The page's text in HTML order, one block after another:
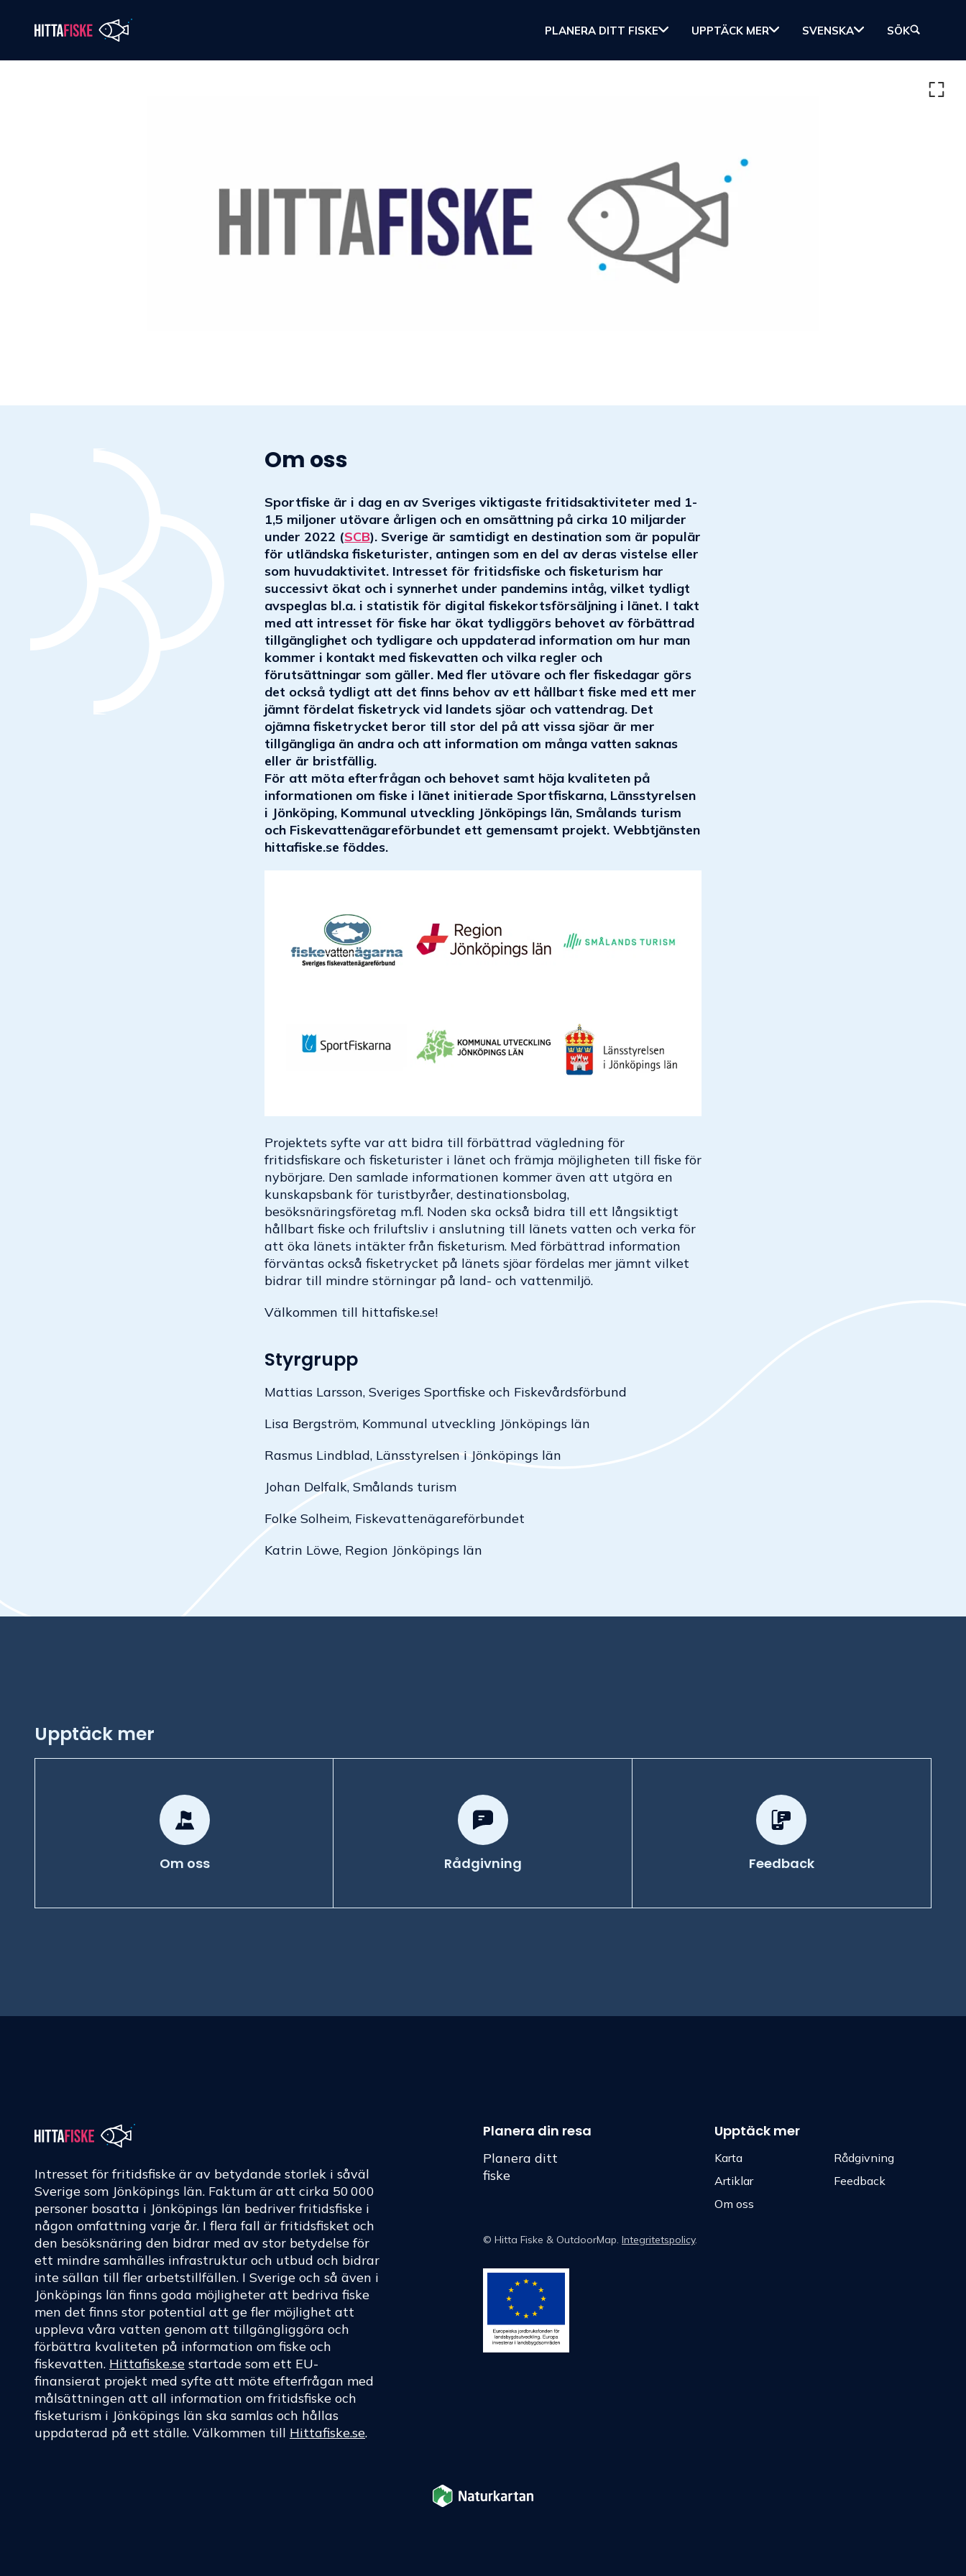
PLANERA DITT FISKE UPPTÄCK MER SVENSKA SÖK
Om oss
Sportfiske är i dag en av Sveriges viktigaste fritidsaktiviteter med 1-
1,5 miljoner utövare årligen och en omsättning på cirka 10 miljarder
under 2022 (SCB). Sverige är samtidigt en destination som är populär
för utländska fisketurister, antingen som en del av deras vistelse eller
som huvudaktivitet. Intresset för fritidsfiske och fisketurism har
successivt ökat och i synnerhet under pandemins intåg, vilket tydligt
avspeglas bl.a. i statistik för digital fiskekortsförsäljning i länet. I takt
med att intresset för fiske har ökat tydliggörs behovet av förbättrad
tillgänglighet och tydligare och uppdaterad information om hur man
kommer i kontakt med fiskevatten och vilka regler och
förutsättningar som gäller. Med fler utövare och fler fiskedagar görs
det också tydligt att det finns behov av ett hållbart fiske med ett mer
jämnt fördelat fisketryck vid landets sjöar och vattendrag. Det
ojämna fisketrycket beror till stor del på att vissa sjöar är mer
tillgängliga än andra och att information om många vatten saknas
eller är bristfällig.
För att möta efterfrågan och behovet samt höja kvaliteten på
informationen om fiske i länet initierade Sportfiskarna, Länsstyrelsen
i Jönköping, Kommunal utveckling Jönköpings län, Smålands turism
och Fiskevattenägareförbundet ett gemensamt projekt. Webbtjänsten
hittafiske.se föddes.
Projektets syfte var att bidra till förbättrad vägledning för
fritidsfiskare och fisketurister i länet och främja möjligheten till fiske för
nybörjare. Den samlade informationen kommer även att utgöra en
kunskapsbank för turistbyråer, destinationsbolag,
besöksnäringsföretag m.fl. Noden ska också bidra till ett långsiktigt
hållbart fiske och friluftsliv i anslutning till länets vatten och verka för
att öka länets intäkter från fisketurism. Med förbättrad information
förväntas också fisketrycket på länets sjöar fördelas mer jämnt vilket
bidrar till mindre störningar på land- och vattenmiljö.
Välkommen till hittafiske.se!
Styrgrupp
Mattias Larsson, Sveriges Sportfiske och Fiskevårdsförbund
Lisa Bergström, Kommunal utveckling Jönköpings län
Rasmus Lindblad, Länsstyrelsen i Jönköpings län
Johan Delfalk, Smålands turism
Folke Solheim, Fiskevattenägareförbundet
Katrin Löwe, Region Jönköpings län
Upptäck mer
Om oss Rådgivning Feedback
Intresset för fritidsfiske är av betydande storlek i såväl
Sverige som Jönköpings län. Faktum är att cirka 50 000
personer bosatta i Jönköpings län bedriver fritidsfiske i
någon omfattning varje år. I flera fall är fritidsfisket och
den besöksnäring den bidrar med av stor betydelse för
ett mindre samhälles infrastruktur och utbud och bidrar
inte sällan till fler arbetstillfällen. I Sverige och så även i
Jönköpings län finns goda möjligheter att bedriva fiske
men det finns stor potential att ge fler möjlighet att
uppleva våra vatten genom att tillgängliggöra och
förbättra kvaliteten på information om fiske och
fiskevatten. Hittafiske.se startade som ett EU-
finansierat projekt med syfte att möte efterfrågan med
målsättningen att all information om fritidsfiske och
fisketurism i Jönköpings län ska samlas och hållas
uppdaterad på ett ställe. Välkommen till Hittafiske.se.
Planera din resa
Planera ditt
fiske
Upptäck mer
Karta
Artiklar
Om oss
Rådgivning
Feedback
© Hitta Fiske & OutdoorMap. Integritetspolicy.